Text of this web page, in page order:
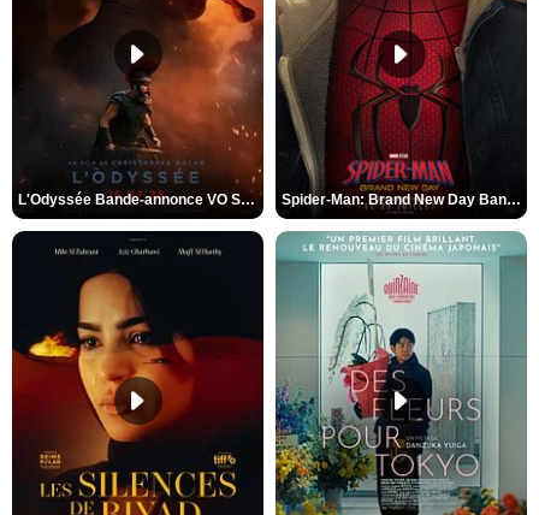
L'Odyssée Bande-annonce VO STFR Spider-Man: Brand New Day Bande-annonce VO STFR